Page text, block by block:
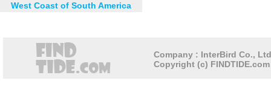
West Coast of South America
Company : InterBird Co.,
Copyright (c)